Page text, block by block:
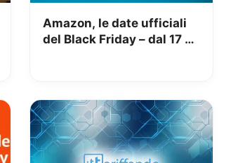
Amazon, le date ufficiali
del Black Friday – dal 17 al